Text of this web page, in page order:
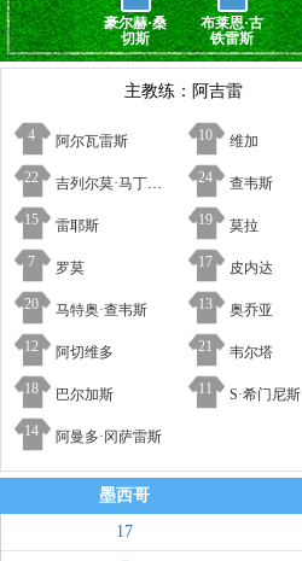
豪尔赫·桑
切斯
布莱恩·古
铁雷斯
主教练：阿吉雷
4 阿尔瓦雷斯 10 维加
22 吉列尔莫·马丁内斯 24 查韦斯
15 雷耶斯 19 莫拉
7 罗莫 17 皮内达
20 马特奥·查韦斯 13 奥乔亚
12 阿切维多 21 韦尔塔
18 巴尔加斯 11 S·希门尼斯
14 阿曼多·冈萨雷斯
墨西哥
17